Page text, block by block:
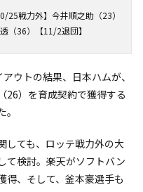
25戦力外】今井順之助（23）
（36）【11/2退団】
ウトの結果、日本ハムが、
26）を育成契約で獲得する
しても、ロッテ戦力外の大
て検討。楽天がソフトバン
得、そして、釜本豪選手も